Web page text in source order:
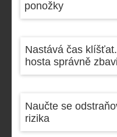
ponožky
Nastává čas
hosta správně
Naučte se
rizika